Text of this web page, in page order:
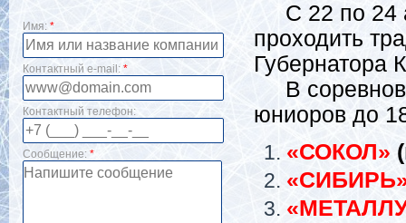
Имя: *
Контактный e-mail: *
Контактный телефон:
Сообщение: *
С 22 по 24
проходить
Губернатора
В
юниоров до
«СОКОЛ»